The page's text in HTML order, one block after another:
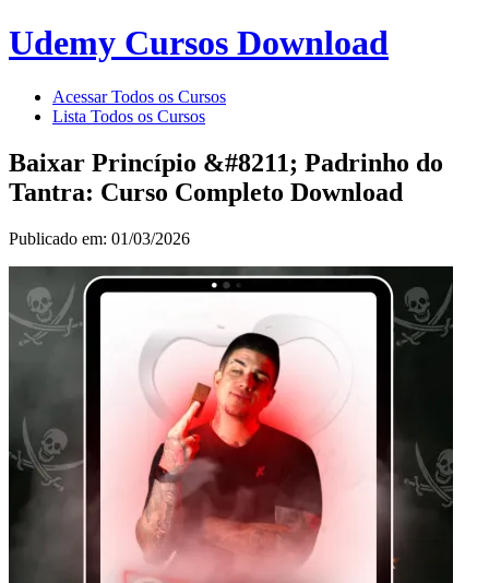
Udemy Cursos Download
Acessar Todos os Cursos
Lista Todos os Cursos
Baixar Princípio &#8211; Padrinho do
Tantra: Curso Completo Download
Publicado em: 01/03/2026